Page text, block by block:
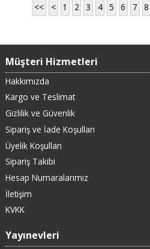
<< < 1 2 3 4 5 6 7 8
Müşteri Hizmetleri
Hakkımızda
Kargo ve Teslimat
Gizlilik ve Güvenlik
Sipariş ve İade Koşulları
Üyelik Koşulları
Sipariş Takibi
Hesap Numaralarımız
İletişim
KVKK
Yayınevleri